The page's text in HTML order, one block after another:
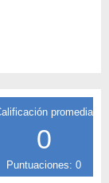
promedia
0
Puntuaciones: 0